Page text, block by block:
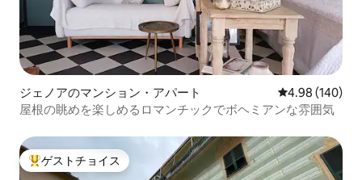
ジェノアのマンション・アパート レビュー140
4.98 (140)
屋根の眺めを楽しめるロマンチックでボヘミアンな雰囲気
大好評のゲストチョイスです。
ゲストチョイス